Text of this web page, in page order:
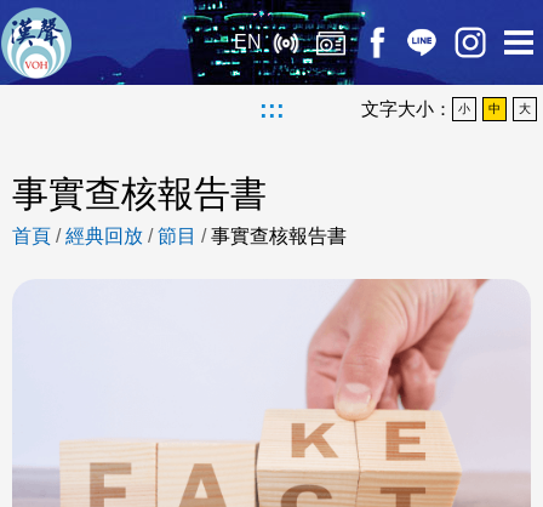
EN
::: 文字大小： 小 中 大
事實查核報告書
首頁 /經典回放 /節目 /事實查核報告書